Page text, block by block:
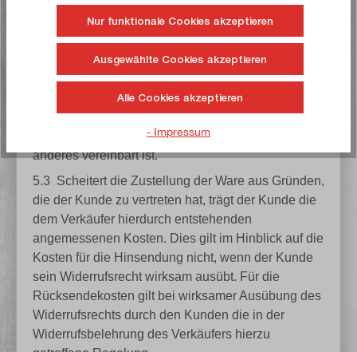
Lieferanschrift maßgeblich.
Bei Waren, die per Spedition geliefert werden,
erfolgt die Lieferung "frei Bordsteinkante", also bis
zur der Lieferadresse nächstgelegenen öffentlichen
Bordsteinkante, sofern sich aus den
Versandinformationen im Online-Shop des
Verkäufers nichts anderes ergibt und sofern nichts
anderes vereinbart ist.
5.3 Scheitert die Zustellung der Ware aus Gründen,
die der Kunde zu vertreten hat, trägt der Kunde die
dem Verkäufer hierdurch entstehenden
angemessenen Kosten. Dies gilt im Hinblick auf die
Kosten für die Hinsendung nicht, wenn der Kunde
sein Widerrufsrecht wirksam ausübt. Für die
Rücksendekosten gilt bei wirksamer Ausübung des
Widerrufsrechts durch den Kunden die in der
Widerrufsbelehrung des Verkäufers hierzu
Nur funktionale Cookies akzeptieren
Ausgewählte Cookies akzeptieren
Alle Cookies akzeptieren
- Impressum